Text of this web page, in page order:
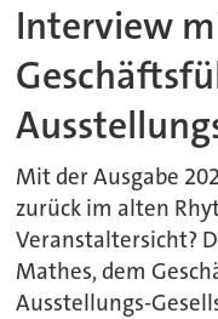
Interview
Mit der Ausgabe
zurück im alten
Veranstaltersicht?
Mathes, dem
Ausstellungs-